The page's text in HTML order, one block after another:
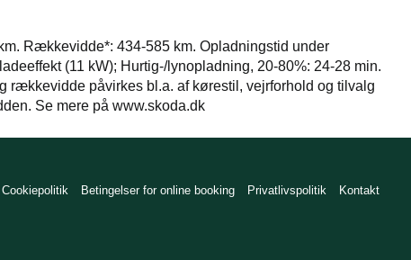
Rækkevidde*: 434-585 km. Opladningstid under
(11 kW); Hurtig-/lynopladning, 20-80%: 24-28 min.
rækkevidde påvirkes bl.a. af kørestil, vejrforhold og tilvalg
Se mere på www.skoda.dk
Cookiepolitik Betingelser for online booking Privatlivspolitik Kontakt